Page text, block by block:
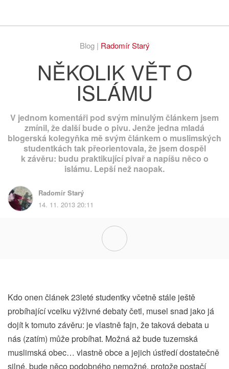
Blog | Radomír Starý
NĚKOLIK VĚT O
ISLÁMU
V jednom komentáři pod svým minulým článkem jsem
zmínil, že další bude o pivu. Jenže jedna mladá
blogerská kolegyňka mě svým článkem o muslimských
studentkách tak přeorientovala, že jsem dospěl
k závěru: budu praktikující pivař a napíšu něco o
islámu. Lepší než naopak.
Radomír Starý
14. 11. 2013 20:11
Kdo onen článek 23leté studentky včetně stále ještě
probíhající vcelku výživné debaty četl, musel snad jako já
dojít k tomuto závěru: je vlastně fajn, že taková debata u
nás (zatím) může probíhat. Možná až bude tuzemská
muslimská obec… vlastně obce a jejich ústředí dostatečně
silné, bude něco podobného nemožné, protože postačí